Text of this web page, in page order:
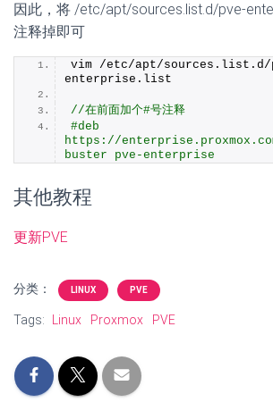
因此，将 /etc/apt/sources.list.d/pve-
注释掉即可
vim /etc/apt/sources. list . d/
enterprise. list
//在前面加个#号注释
#deb
https://
buster pve-enterprise
其他教程
更新PVE
分类： LINUX PVE
Tags: Linux Proxmox PVE